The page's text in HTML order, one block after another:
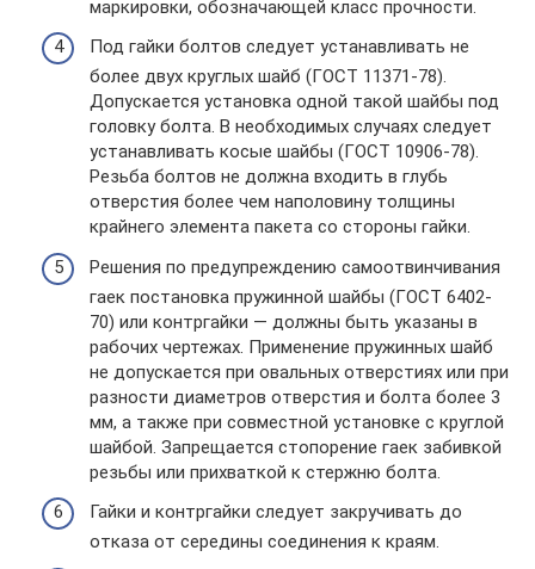
маркировки, обозначающей класс прочности.
Под гайки болтов следует устанавливать не
более двух круглых шайб (ГОСТ 11371-78).
Допускается установка одной такой шайбы под
головку болта. В необхо­димых случаях следует
устанавливать косые шайбы (ГОСТ 10906-78).
Резьба бол­тов не должна входить в глубь
отверстия более чем наполовину толщины
крайнего элемента пакета со стороны гайки.
Решения по предупреждению самоотвинчивания
гаек постановка пружинной шайбы (ГОСТ 6402-
70) или контргайки — должны быть указаны в
рабочих черте­жах. Применение пружинных шайб
не допускается при овальных отверстиях или при
разности диаметров отверстия и болта более 3
мм, а также при совместной установке с круглой
шайбой. Запрещается стопорение гаек забивкой
резьбы или прихваткой к стержню болта.
Гайки и контргайки следует закручивать до
отказа от середины соединения к краям.